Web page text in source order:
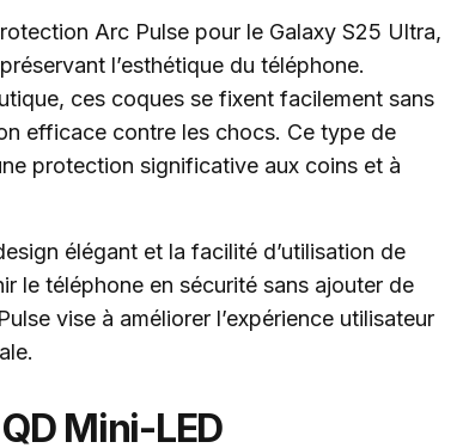
Arc Pulse pour le Galaxy S25 Ultra,
l’esthétique du téléphone.
ces coques se fixent facilement sans
efficace contre les chocs. Ce type de
protection significative aux coins et à
élégant et la facilité d’utilisation de
le téléphone en sécurité sans ajouter de
vise à améliorer l’expérience utilisateur
Mini-LED